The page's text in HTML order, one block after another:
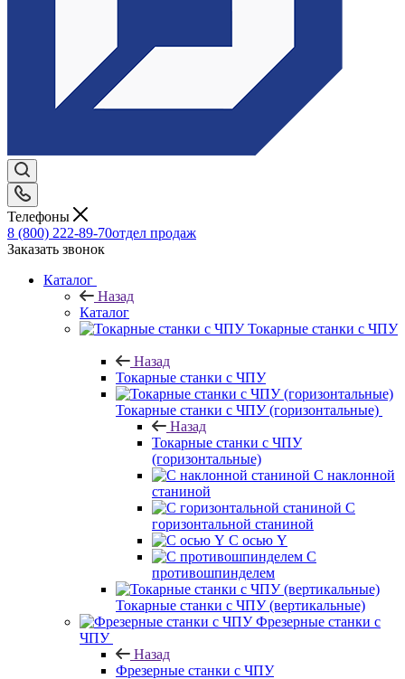
Телефоны
8 (800) 222-89-70отдел продаж
Заказать звонок
Каталог
Назад
Каталог
Токарные станки с ЧПУ
Назад
Токарные станки с ЧПУ
Токарные станки с ЧПУ (горизонтальные)
Назад
Токарные станки с ЧПУ
(горизонтальные)
С наклонной
станиной
С
горизонтальной станиной
С осью Y
С
противошпинделем
Токарные станки с ЧПУ (вертикальные)
Фрезерные станки с
ЧПУ
Назад
Фрезерные станки с ЧПУ